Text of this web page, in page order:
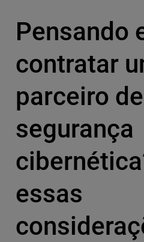
Pensando
contratar
parceiro de
segurança
essas